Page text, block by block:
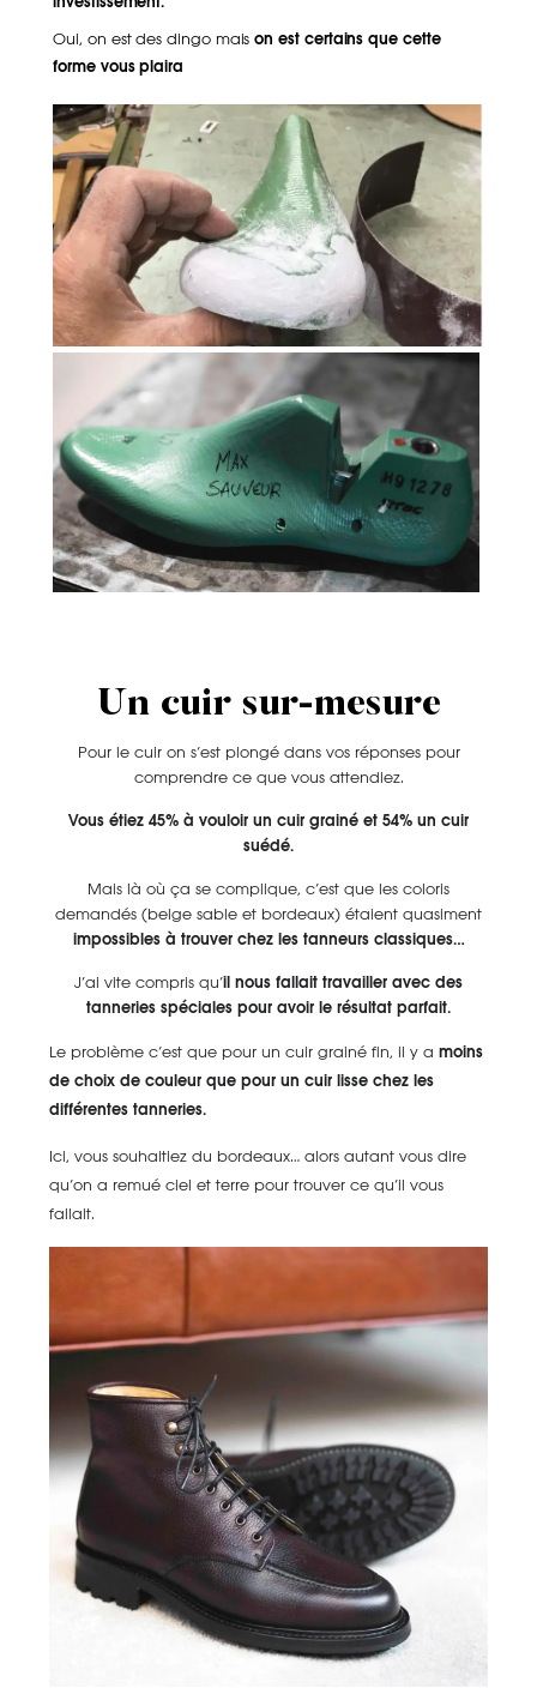
Oui, on est des dingo maison est certains que cette
forme vous plaira
Un cuir sur-mesure
Pour le cuir on s’est plongé dans vos réponses pour
comprendre ce que vous attendiez.
Vous étiez 45% à vouloir un cuir grainé et 54% un cuir
suédé.
Mais là où ça se complique, c’est que les coloris
demandés (beige sable et bordeaux) étaient quasiment
impossibles à trouver chez les tanneurs classiques…
J’ai vite compris qu’il nous fallait travailler avec des
tanneries spéciales pour avoir le résultat parfait.
Le problème c’est que pour un cuir grainé fin, il y a moins
de choix de couleur que pour un cuir lisse chez les
différentes tanneries.
Ici, vous souhaitiez du bordeaux… alors autant vous dire
qu’on a remué ciel et terre pour trouver ce qu’il vous
fallait.